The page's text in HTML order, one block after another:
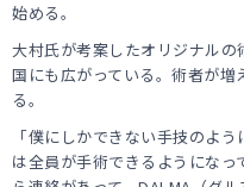
始める。
大村氏が考案したオリジナル
国にも広がっている。術者が
る。
「僕にしかできない手技のよ
は全員が手術できるようにな